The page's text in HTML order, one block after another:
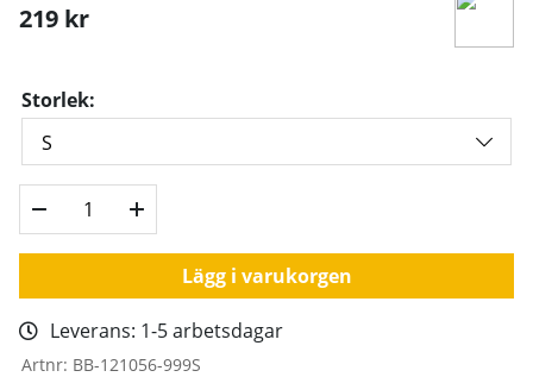
219 kr
Storlek:
Lägg i varukorgen
Leverans: 1-5 arbetsdagar
Artnr: BB-121056-999S